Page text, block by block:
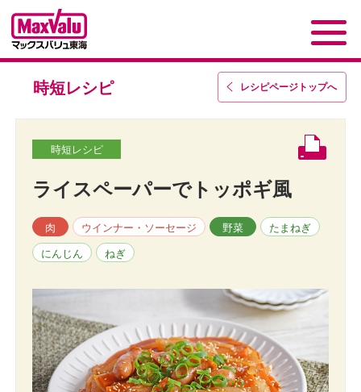
レシピページトップへ
時短レシピ
時短レシピ
ライスペーパーでトッポギ風
肉 ウインナー・ソーセージ 野菜 たまねぎ
にんじん ねぎ